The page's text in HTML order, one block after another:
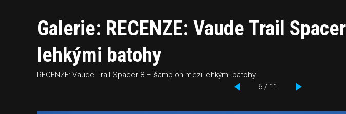
Galerie: RECENZE: Vaude Trail
lehkými batohy
RECENZE: Vaude Trail Spacer 8 – šampion mezi lehkými batohy
6 / 11